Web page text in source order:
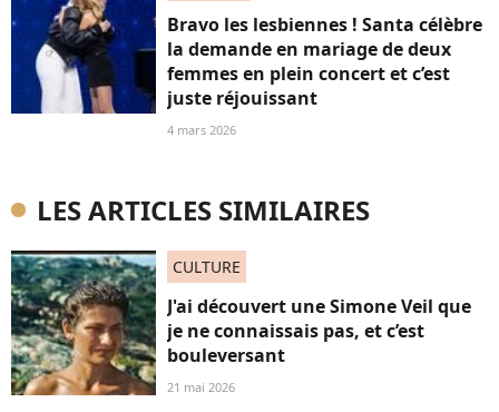
Bravo les lesbiennes ! Santa célèbre
la demande en mariage de deux
femmes en plein concert et c’est
juste réjouissant
4 mars 2026
LES ARTICLES SIMILAIRES
CULTURE
J'ai découvert une Simone Veil que
je ne connaissais pas, et c’est
bouleversant
21 mai 2026